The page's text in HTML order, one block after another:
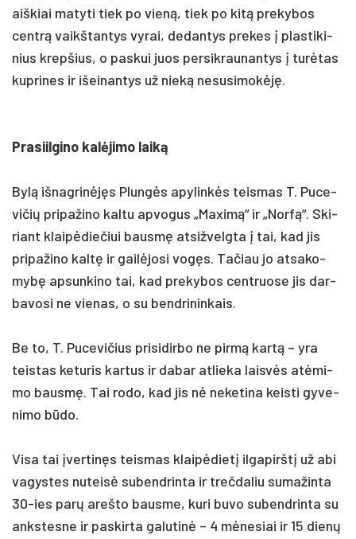
aiš­kiai ma­ty­ti tiek po vieną, tiek po kitą pre­ky­bos
centrą vaikš­tan­tys vy­rai, de­dan­tys pre­kes į plas­ti­ki­
nius krep­šius, o pa­skui juos per­si­krau­nan­tys į turė­tas
kup­ri­nes ir išei­nan­tys už nieką ne­su­si­mokėję.
Pra­siil­gi­no kalė­ji­mo laiką
Bylą iš­nag­rinėjęs Plungės apy­linkės teis­mas T. Pu­ce­
vi­čių pri­pa­ži­no kal­tu ap­vo­gus „Ma­ximą“ ir „Norfą“. Ski­
riant klaipė­die­čiui bausmę at­si­žvelg­ta į tai, kad jis
pri­pa­ži­no kaltę ir gailė­jo­si vogęs. Ta­čiau jo at­sa­ko­
mybę ap­sun­ki­no tai, kad pre­ky­bos cent­ruo­se jis dar­
ba­vo­si ne vie­nas, o su bend­ri­nin­kais.
Be to, T. Pu­ce­vi­čius pri­si­dir­bo ne pirmą kartą – yra
teis­tas ke­tu­ris kar­tus ir da­bar at­lie­ka laisvės at­ėmi­
mo bausmę. Tai ro­do, kad jis nė ne­ke­ti­na keis­ti gy­ve­
ni­mo būdo.
Vi­sa tai įver­tinęs teis­mas klaipė­dietį il­ga­pirštį už abi
va­gys­tes nu­teisė su­bend­rin­ta ir treč­da­liu su­ma­žin­ta
30-ies par­ų areš­to baus­me, ku­ri bu­vo su­bend­rin­ta su
anks­tes­ne ir pa­skir­ta ga­lu­tinė – 4 mėne­siai ir 15 dienų